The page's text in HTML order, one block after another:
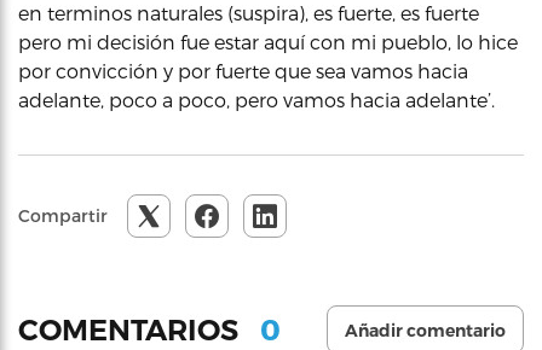
en terminos naturales (suspira), es fuerte, es fuerte
pero mi decisión fue estar aquí con mi pueblo, lo hice
por convicción y por fuerte que sea vamos hacia
adelante, poco a poco, pero vamos hacia adelante’.
Compartir
COMENTARIOS 0 Añadir comentario